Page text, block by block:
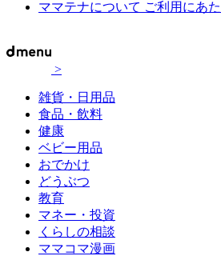
ママテナについて ご利用にあ
>
雑貨・日用品
食品・飲料
健康
ベビー用品
おでかけ
どうぶつ
教育
マネー・投資
くらしの相談
ママコマ漫画